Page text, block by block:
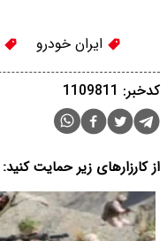
ایران خودرو
کدخبر: 1109811
از کارزارهای زیر حمایت کنید: